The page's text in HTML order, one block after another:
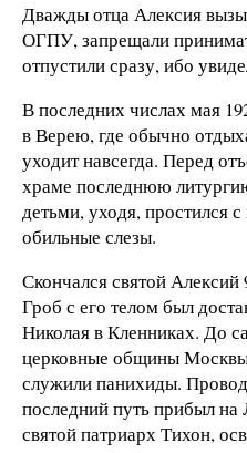
Дважды отца Алексия
ОГПУ, запрещали
отпустили сразу, ибо
В последних числах мая
в Верею, где обычно
уходит навсегда. Перед
храме последнюю
детьми, уходя, простился
обильные слезы.
Скончался святой Алексий
Гроб с его телом был
Николая в Кленниках. До
церковные общины
служили панихиды.
последний путь прибыл на
святой патриарх Тихон,